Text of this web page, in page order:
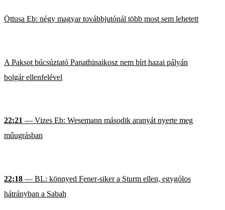
Öttusa Eb: négy magyar továbbjutónál több most sem lehetett
A Paksot búcsúztató Panathinaikosz nem bírt hazai pályán
bolgár ellenfelével
22:21 — Vizes Eb: Wesemann második aranyát nyerte meg
műugrásban
22:18 — BL: könnyed Fener-siker a Sturm ellen, egygólos
hátrányban a Sabah